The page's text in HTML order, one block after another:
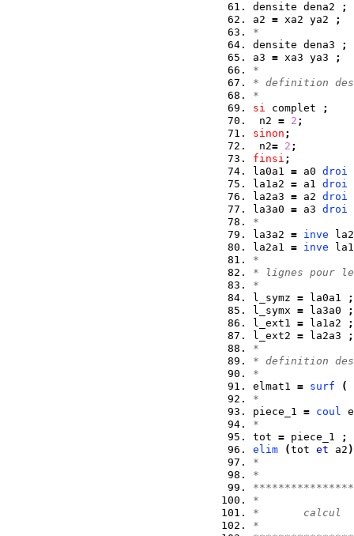
densite dena2
;
a2 = xa2 ya2
;
*
densite dena3
;
a3 = xa3 ya3
;
*
* definition
*
si complet
;
n2 = 2 ;
sinon ;
n2= 2 ;
finsi ;
la0a1 = a0 droi
la1a2 = a1 droi
la2a3 = a2 droi
la3a0 = a3 droi
*
la3a2 = inve
la2a1 = inve
*
* lignes pour
*
l_symz = la0a1
;
l_symx = la3a0
;
l_ext1 = la1a2
;
l_ext2 = la2a3
;
*
* definition des
*
elmat1 = surf (
*
piece_1 = coul
*
tot = piece_1
;
elim
(tot et a2 )
*
*
*
*
*